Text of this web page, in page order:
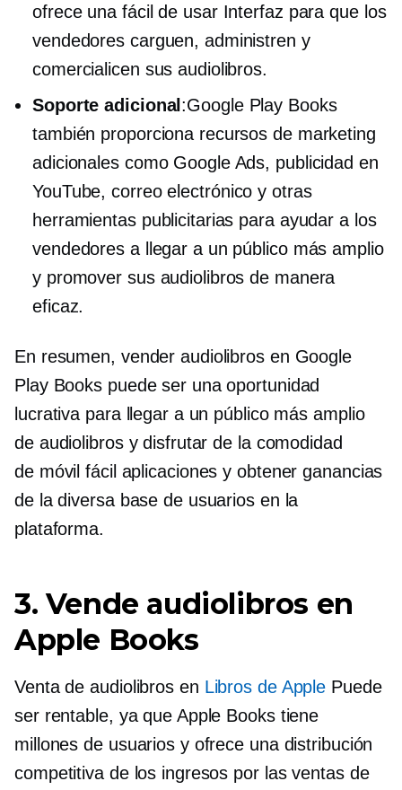
ofrece una fácil de usarInterfaz para que los
vendedores carguen, administren y
comercialicen sus audiolibros.
Soporte adicional :Google Play Books
también proporciona recursos de marketing
adicionales como Google Ads, publicidad en
YouTube,correo electrónico y otras
herramientas publicitarias para ayudar a los
vendedores a llegar a un público más amplio
y promover sus audiolibros de manera
eficaz.
En resumen, vender audiolibros en Google
Play Books puede ser una oportunidad
lucrativa para llegar a un público más amplio
de audiolibros y disfrutar de la comodidad
de móvil fácil aplicaciones y obtener ganancias
de la diversa base de usuarios en la
plataforma.
3. Vende audiolibros en
Apple Books
Venta de audiolibros en Libros de Apple Puede
ser rentable, ya que Apple Books tiene
millones de usuarios y ofrece una distribución
competitiva de los ingresos por las ventas de